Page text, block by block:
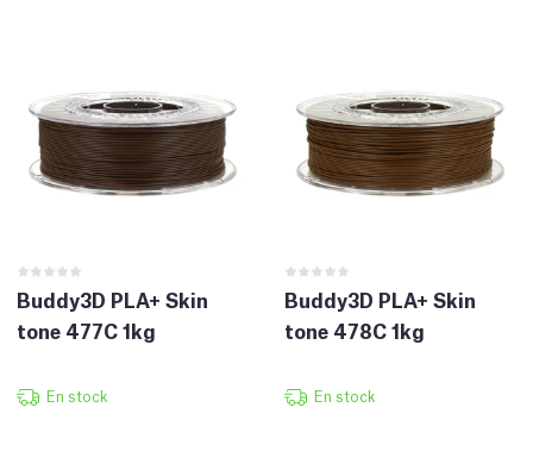
Buddy3D PLA+ Skin
tone 477C 1kg
En stock
Buddy3D PLA+ Skin
tone 478C 1kg
En stock